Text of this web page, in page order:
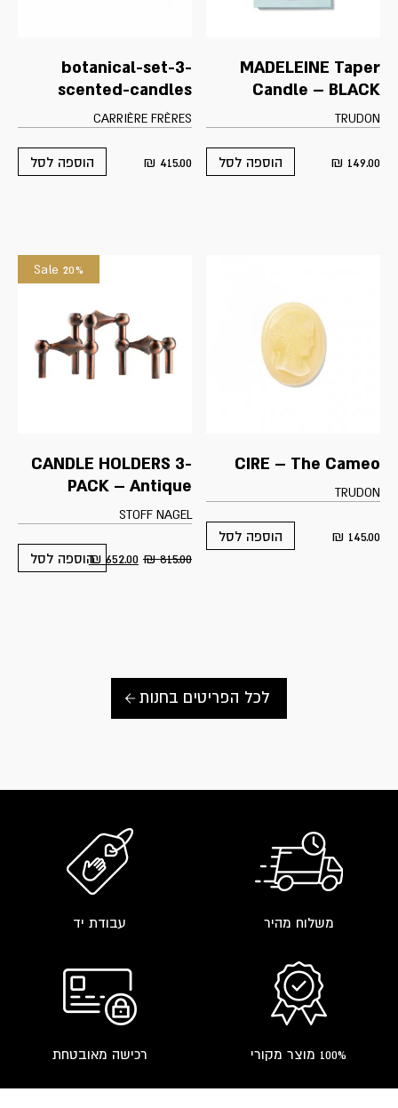
MADELEINE Taper
Candle – BLACK
TRUDON
149.00
₪ הוספה לסל
botanical-set-3-
scented-candles
CARRIÈRE FRÈRES
415.00
₪ הוספה לסל
CIRE – The Cameo
TRUDON
145.00
₪ הוספה לסל
Sale 20%
CANDLE HOLDERS 3-
PACK – Antique
STOFF NAGEL
815.00
₪
652.00
₪הוספה לסל
לכל הפריטים בחנות
משלוח מהיר עבודת יד
100% מוצר מקורי רכישה מאובטחת